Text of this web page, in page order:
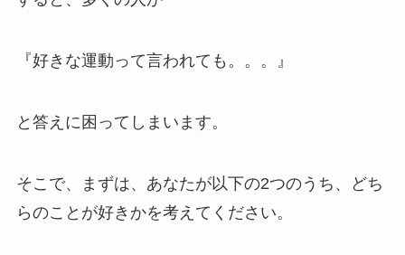
『好きな運動って言われても。。。』
と答えに困ってしまいます。
そこで、まずは、あなたが以下の2つのうち、どち
らのことが好きかを考えてください。